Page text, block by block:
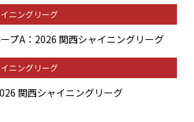
ニングリーグ
プA：2026 関西シャイニングリーグ
ニングリーグ
関西シャイニングリーグ